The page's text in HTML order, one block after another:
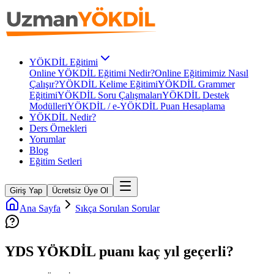
YÖKDİL Eğitimi
Online YÖKDİL Eğitimi Nedir?Online Eğitimimiz Nasıl
Çalışır?YÖKDİL Kelime EğitimiYÖKDİL Grammer
EğitimiYÖKDİL Soru ÇalışmalarıYÖKDİL Destek
ModülleriYÖKDİL / e-YÖKDİL Puan Hesaplama
YÖKDİL Nedir?
Ders Örnekleri
Yorumlar
Blog
Eğitim Setleri
Giriş Yap Ücretsiz Üye Ol
Ana Sayfa Sıkça Sorulan Sorular
YDS YÖKDİL puanı kaç yıl geçerli?